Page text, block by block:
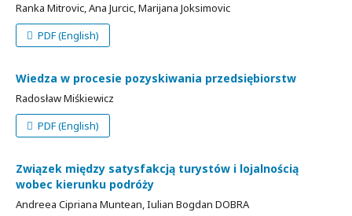
Ranka Mitrovic, Ana Jurcic, Marijana Joksimovic
PDF (English)
Wiedza w procesie pozyskiwania przedsiębiorstw
Radosław Miśkiewicz
PDF (English)
Związek między satysfakcją turystów i lojalnością
wobec kierunku podróży
Andreea Cipriana Muntean, Iulian Bogdan DOBRA